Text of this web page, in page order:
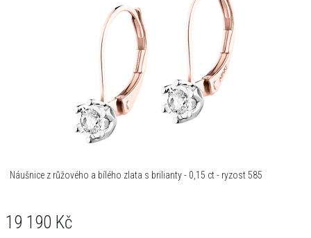
Náušnice z růžového a bílého zlata s brilianty - 0,15 ct - ryzost 585
19 190 Kč